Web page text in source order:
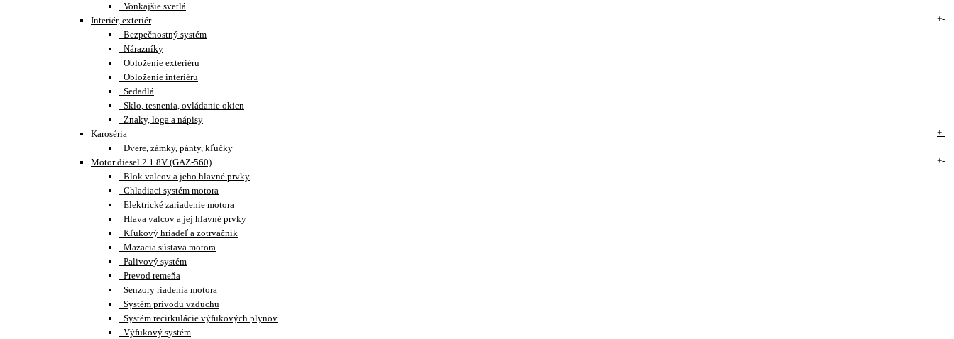
Vonkajšie svetlá
Interiér, exteriér
+-
Bezpečnostný systém
Nárazníky
Obloženie exteriéru
Obloženie interiéru
Sedadlá
Sklo, tesnenia, ovládanie okien
Znaky, loga a nápisy
Karoséria
+-
Dvere, zámky, pánty, kľučky
Motor diesel 2.1 8V (GAZ-560)
+-
Blok valcov a jeho hlavné prvky
Chladiaci systém motora
Elektrické zariadenie motora
Hlava valcov a jej hlavné prvky
Kľukový hriadeľ a zotrvačník
Mazacia sústava motora
Palivový systém
Prevod remeňa
Senzory riadenia motora
Systém prívodu vzduchu
Systém recirkulácie výfukových plynov
Výfukový systém